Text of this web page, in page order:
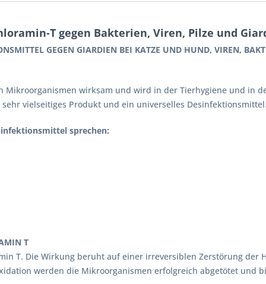
T gegen Bakterien, Viren, Pilze und
GEGEN GIARDIEN BEI KATZE UND HUND, VIREN,
wirksam und wird in der Tierhygiene und in
vielseitiges Produkt und ein universelles
sprechen:
T
T. Die Wirkung beruht auf einer irreversiblen Zerstörung der
werden die Mikroorganismen erfolgreich abgetötet und